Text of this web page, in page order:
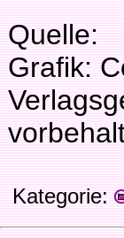
Quelle:
Grafik:
Kategorie: